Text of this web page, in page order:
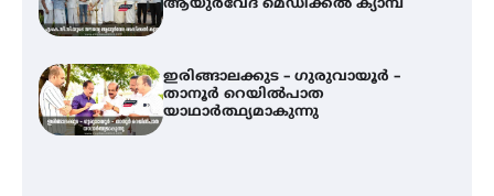
ആയുർവേദ മെഡിക്കൽ ക്യാമ്പ്
ഇരിങ്ങാലക്കുട – ഗുരുവായൂർ –
താനൂർ റെയിൽപാത
യാഥാർത്ഥ്യമാകുന്നു